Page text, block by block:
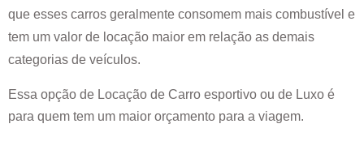
que esses carros geralmente consomem mais combustível e
tem um valor de locação maior em relação as demais
categorias de veículos.
Essa opção de Locação de Carro esportivo ou de Luxo é
para quem tem um maior orçamento para a viagem.